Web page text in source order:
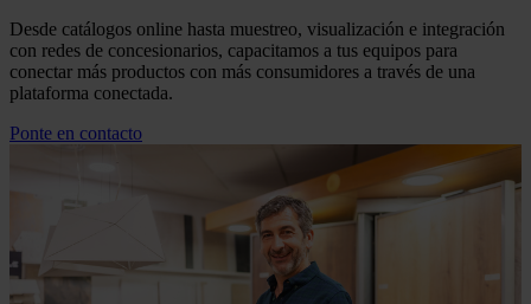
Desde catálogos online hasta muestreo, visualización e integración
con redes de concesionarios, capacitamos a tus equipos para
conectar más productos con más consumidores a través de una
plataforma conectada.
Ponte en contacto